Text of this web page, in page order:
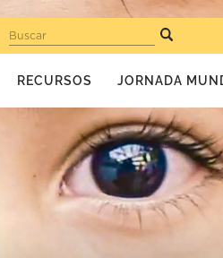
Buscar
RECURSOS JORNADA